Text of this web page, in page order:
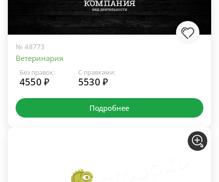
№ 48773
Ветеринария
Без правок:
4550 ₽
С правками:
5530 ₽
Подробнее